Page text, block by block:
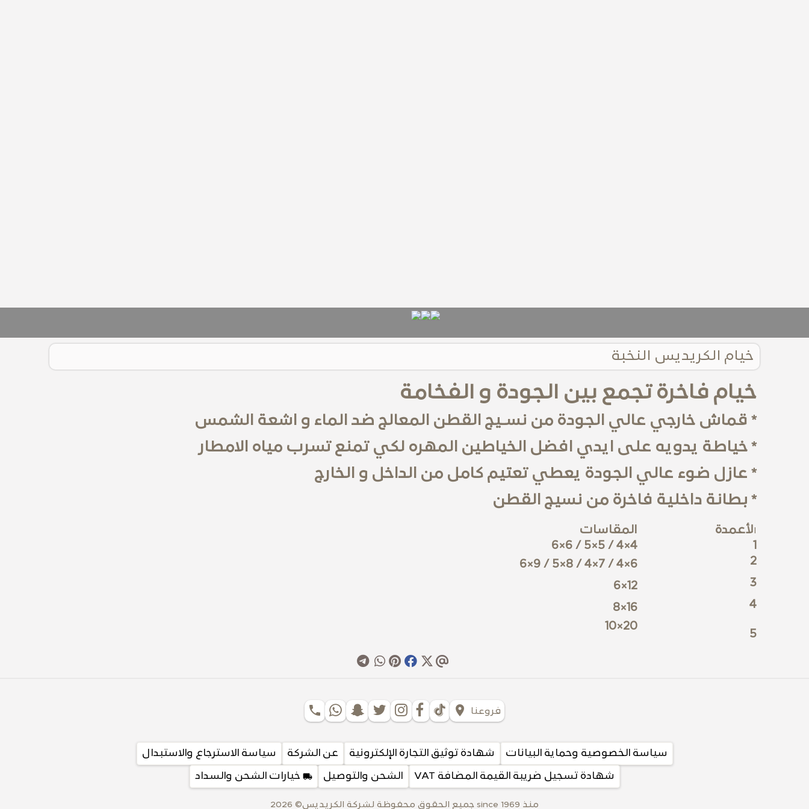
خيام الكريديس النخبة
خيام فاخرة تجمع بين الجودة و الفخامة
* قماش خارجي عالي الجودة من نسـيج القطن المعالج ضد الماء و اشعة الشمس
* خياطة يدويه على ايدي افضل الخياطين المهره لكي تمنع تسرب مياه الامطار
* عازل ضوء عالي الجودة يعطي تعتيم كامل من الداخل و الخارج
* بطانة داخلية فاخرة من نسيج القطن
الأعمدة
المقاسات
1
4×4 / 5×5 / 6×6
2
6×4 / 7×4 / 8×5 / 9×6
3
12×6
4
16×8
5
20×10
phone location_on فروعنا
سياسة الخصوصية وحماية البيانات شهادة توثيق التجارة الإلكترونية عن الشركة سياسة الاسترجاع والاستبدال
شهادة تسجيل ضريبة القيمة المضافة VAT الشحن والتوصيل local_shipping خيارات الشحن والسداد
منذ 1969 since جميع الحقوق محفوظة لشركة الكريديس© 2026